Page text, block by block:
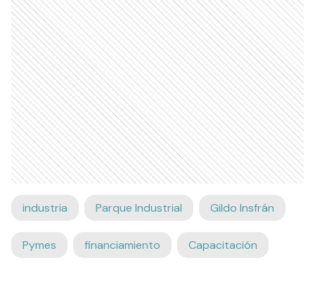
industria Parque Industrial Gildo Insfrán
Pymes financiamiento Capacitación